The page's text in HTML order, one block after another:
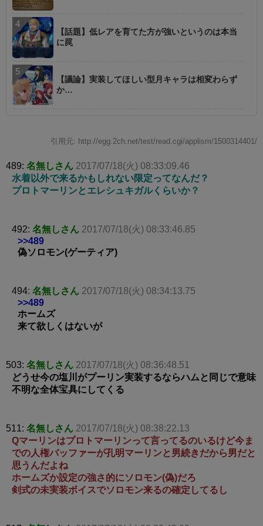
【話題】低レアを育てた方が強いというのは本当
に罠
【議論】実装してほしい型月キャラは相変わらず
か…
引用元: http://egg.2ch.net/test/read.cgi/applism/1500314401/
489: 名無しさん 2017/07/18(火) 08:33:09.46
水着以外で来るかもしれない限定ってなんだ？
プロトマーリンとエレシュキガルくらいか？
492: 名無しさん 2017/07/18(火) 08:33:46.85
>>489
偽ソロモン(ゲーティア)
494: 名無しさん 2017/07/18(火) 08:34:13.75
>>489
ホームズ
来て欲しくはないが
503: 名無しさん 2017/07/18(火) 08:36:48.51
どうせ今の塩川がプーリン実装するならハムと同じで意味
不明な全体宝具にしてくる
511: 名無しさん 2017/07/18(火) 08:38:22.13
Qマーリンはプロトマーリンって言ってるのいるけど今ま
での人権バッファーが孔明マーリンと男続きだから男だと
思うんだよね
ホームズか設定の強さ的にソロモン(偽)だろ
剣式の未実装ボイスでソロモン来るの確定してるし